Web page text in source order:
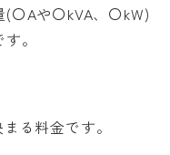
〇Aや〇kVA、〇kW)
。
る料金です。